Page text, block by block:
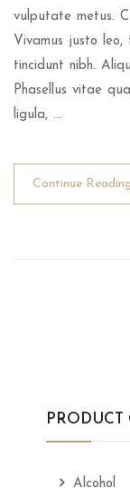
vulputate metus.
Vivamus justo
tincidunt nibh.
Phasellus vitae
ligula, …
Continue Reading
PRODUCT
Alcohol